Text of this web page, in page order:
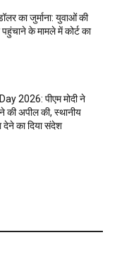
का जुर्माना: युवाओं की
के मामले में कोर्ट का
2026: पीएम मोदी ने
की अपील की, स्थानीय
देने का दिया संदेश